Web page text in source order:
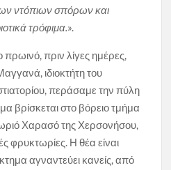
ντόπιων σπόρων και
τρόφιμα.».
πριν λίγες ημέρες,
ιδιοκτήτη του
περάσαμε την πύλη
βρίσκεται στο βόρειο τμήμα
Χαρασό της Χερσονήσου,
φρυκτωρίες. Η θέα είναι
αγναντεύει κανείς, από